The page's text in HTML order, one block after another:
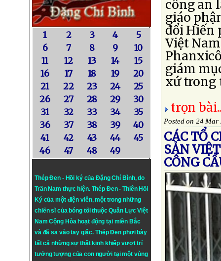
1 2 3 4
5
6
7 8 9
10
11
12 13 14
15
16
17 18 19
20
21
22 23 24
25
26
27 28 29
30
31
32 33 34
35
36
37 38 39
40
41
42 43 44
45
46
47 48 49
Thép Đen - Hồi ký của Đặng Chí Bình, do
Trần Nam thực hiện. Thép Đen- Thiên Hồi
Ký của một điện viên, một trong những
chiến sĩ của bóng tối thuộc Quân Lực Việt
Nam Cộng Hòa hoạt động tại miền Bắc
và đã sa vào tay giặc. Thép Đen phơi bày
tất cả những sự thật kinh khiếp vượt trí
tưởng tượng của con người tại một vùng
công an
giáo
đổi Hiến
Việt
giám
xứ trong
trọn
Posted on 24 Mar
CÁC TỔ
SẢN
CÔNG